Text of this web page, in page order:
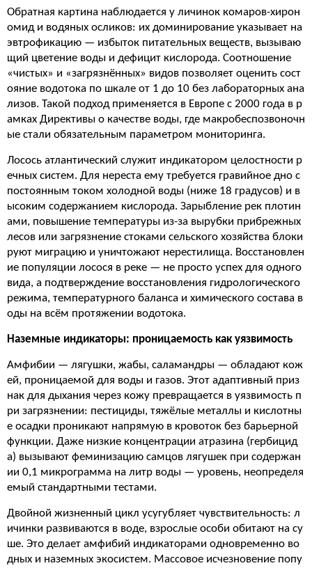
Обратная картина наблюдается у личинок комаров-хирон
омид и водяных осликов: их доминирование указывает на
эвтрофикацию — избыток питательных веществ, вызываю
щий цветение воды и дефицит кислорода. Соотношение
«чистых» и «загрязнённых» видов позволяет оценить сост
ояние водотока по шкале от 1 до 10 без лабораторных ана
лизов. Такой подход применяется в Европе с 2000 года в р
амках Директивы о качестве воды, где макробеспозвоночн
ые стали обязательным параметром мониторинга.
Лосось атлантический служит индикатором целостности р
ечных систем. Для нереста ему требуется гравийное дно с
постоянным током холодной воды (ниже 18 градусов) и в
ысоким содержанием кислорода. Зарыбление рек плотин
ами, повышение температуры из-за вырубки прибрежных
лесов или загрязнение стоками сельского хозяйства блоки
руют миграцию и уничтожают нерестилища. Восстановлен
ие популяции лосося в реке — не просто успех для одного
вида, а подтверждение восстановления гидрологического
режима, температурного баланса и химического состава в
оды на всём протяжении водотока.
Наземные индикаторы: проницаемость как уязвимость
Амфибии — лягушки, жабы, саламандры — обладают кож
ей, проницаемой для воды и газов. Этот адаптивный приз
нак для дыхания через кожу превращается в уязвимость п
ри загрязнении: пестициды, тяжёлые металлы и кислотны
е осадки проникают напрямую в кровоток без барьерной
функции. Даже низкие концентрации атразина (гербицид
а) вызывают феминизацию самцов лягушек при содержан
ии 0,1 микрограмма на литр воды — уровень, неопределя
емый стандартными тестами.
Двойной жизненный цикл усугубляет чувствительность: л
ичинки развиваются в воде, взрослые особи обитают на су
ше. Это делает амфибий индикаторами одновременно во
дных и наземных экосистем. Массовое исчезновение попу